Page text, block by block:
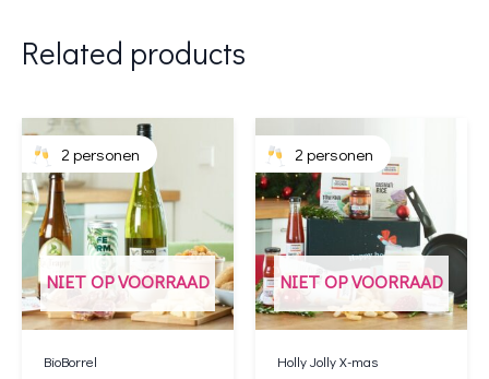
Related products
NIET OP VOORRAAD
2 personen
BioBorrel
NIET OP VOORRAAD
2 personen
Holly Jolly X-mas